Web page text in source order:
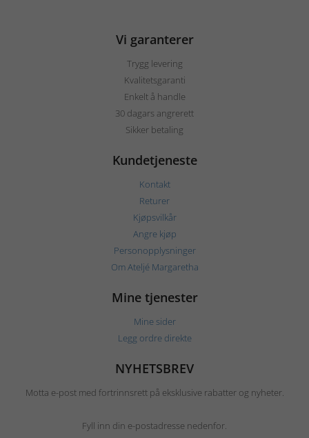
Vi garanterer
Trygg levering
Kvalitetsgaranti
Enkelt å handle
30 dagars angrerett
Sikker betaling
Kundetjeneste
Kontakt
Returer
Kjøpsvilkår
Angre kjøp
Personopplysninger
Om Ateljé Margaretha
Mine tjenester
Mine sider
Legg ordre direkte
NYHETSBREV
Motta e-post med fortrinnsrett på eksklusive rabatter og nyheter.
Fyll inn din e-postadresse nedenfor.